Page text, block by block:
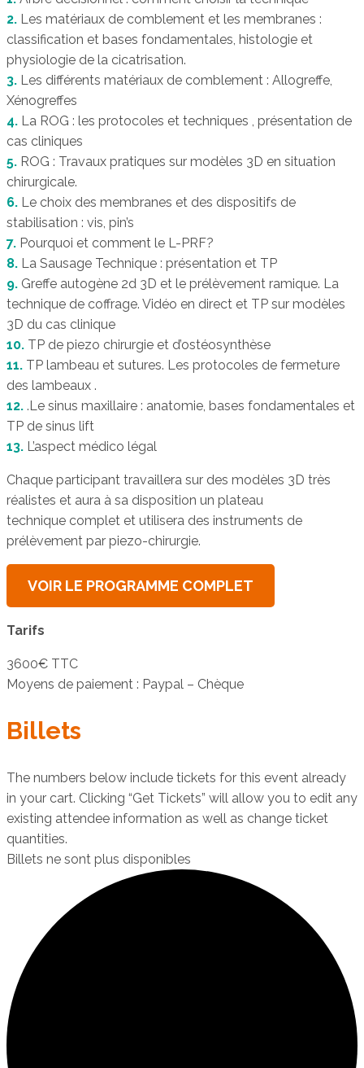
2. Les matériaux de comblement et les membranes :
classification et bases fondamentales, histologie et
physiologie de la cicatrisation.
3. Les différents matériaux de comblement : Allogreffe,
Xénogreffes
4. La ROG : les protocoles et techniques , présentation de
cas cliniques
5. ROG : Travaux pratiques sur modèles 3D en situation
chirurgicale.
6. Le choix des membranes et des dispositifs de
stabilisation : vis, pin’s
7. Pourquoi et comment le L-PRF?
8. La Sausage Technique : présentation et TP
9. Greffe autogène 2d 3D et le prélèvement ramique. La
technique de coffrage. Vidéo en direct et TP sur modèles
3D du cas clinique
10. TP de piezo chirurgie et d’ostéosynthèse
11. TP lambeau et sutures. Les protocoles de fermeture
des lambeaux .
12. .Le sinus maxillaire : anatomie, bases fondamentales et
TP de sinus lift
13. L’aspect médico légal
Chaque participant travaillera sur des modèles 3D très
réalistes et aura à sa disposition un plateau
technique complet et utilisera des instruments de
prélèvement par piezo-chirurgie.
VOIR LE PROGRAMME COMPLET
Tarifs
3600€ TTC
Moyens de paiement : Paypal – Chèque
Billets
The numbers below include tickets for this event already
in your cart. Clicking “Get Tickets” will allow you to edit any
existing attendee information as well as change ticket
quantities.
Billets ne sont plus disponibles